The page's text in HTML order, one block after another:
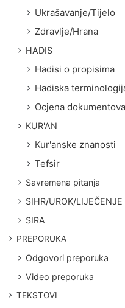
Ukrašavanje/Tijelo
Zdravlje/Hrana
HADIS
Hadisi o propisima
Hadiska
Ocjena
KUR'AN
Kur'anske znanosti
Tefsir
Savremena pitanja
SIHR/UROK/LIJEČENJE
SIRA
PREPORUKA
Odgovori preporuka
Video preporuka
TEKSTOVI